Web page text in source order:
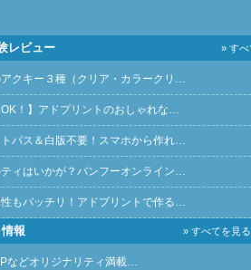
レビュー » す
クキー３種（クリア・カラークリ…
OK！】アドプリントのおしゃれな…
パス＆白版不要！スマホから作れ…
ィはいかが？バンフーオンライン…
もバッチリ！アドプリントで作る…
報 » すべてを見る
などオリジナリティ満載…